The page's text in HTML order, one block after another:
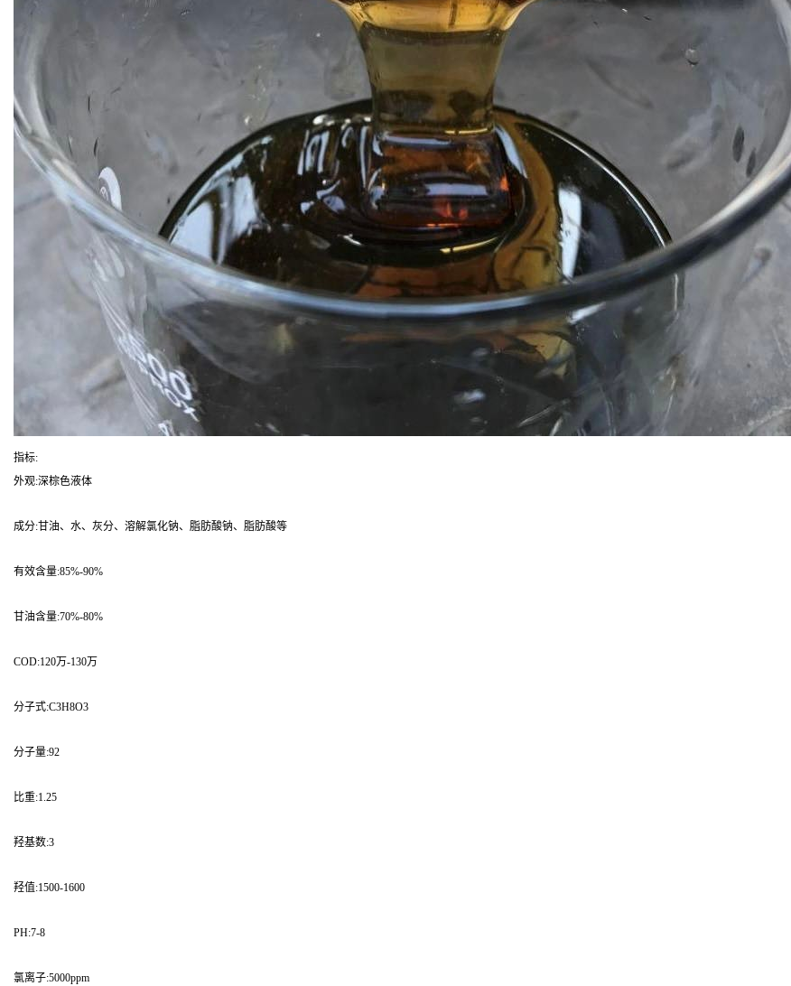
指标:
外观:深棕色液体
成分:甘油、水、灰分、溶解氯化钠、脂肪酸钠、脂肪酸等
有效含量:85%-90%
甘油含量:70%-80%
COD:120万-130万
分子式:C3H8O3
分子量:92
比重:1.25
羟基数:3
羟值:1500-1600
PH:7-8
氯离子:5000ppm